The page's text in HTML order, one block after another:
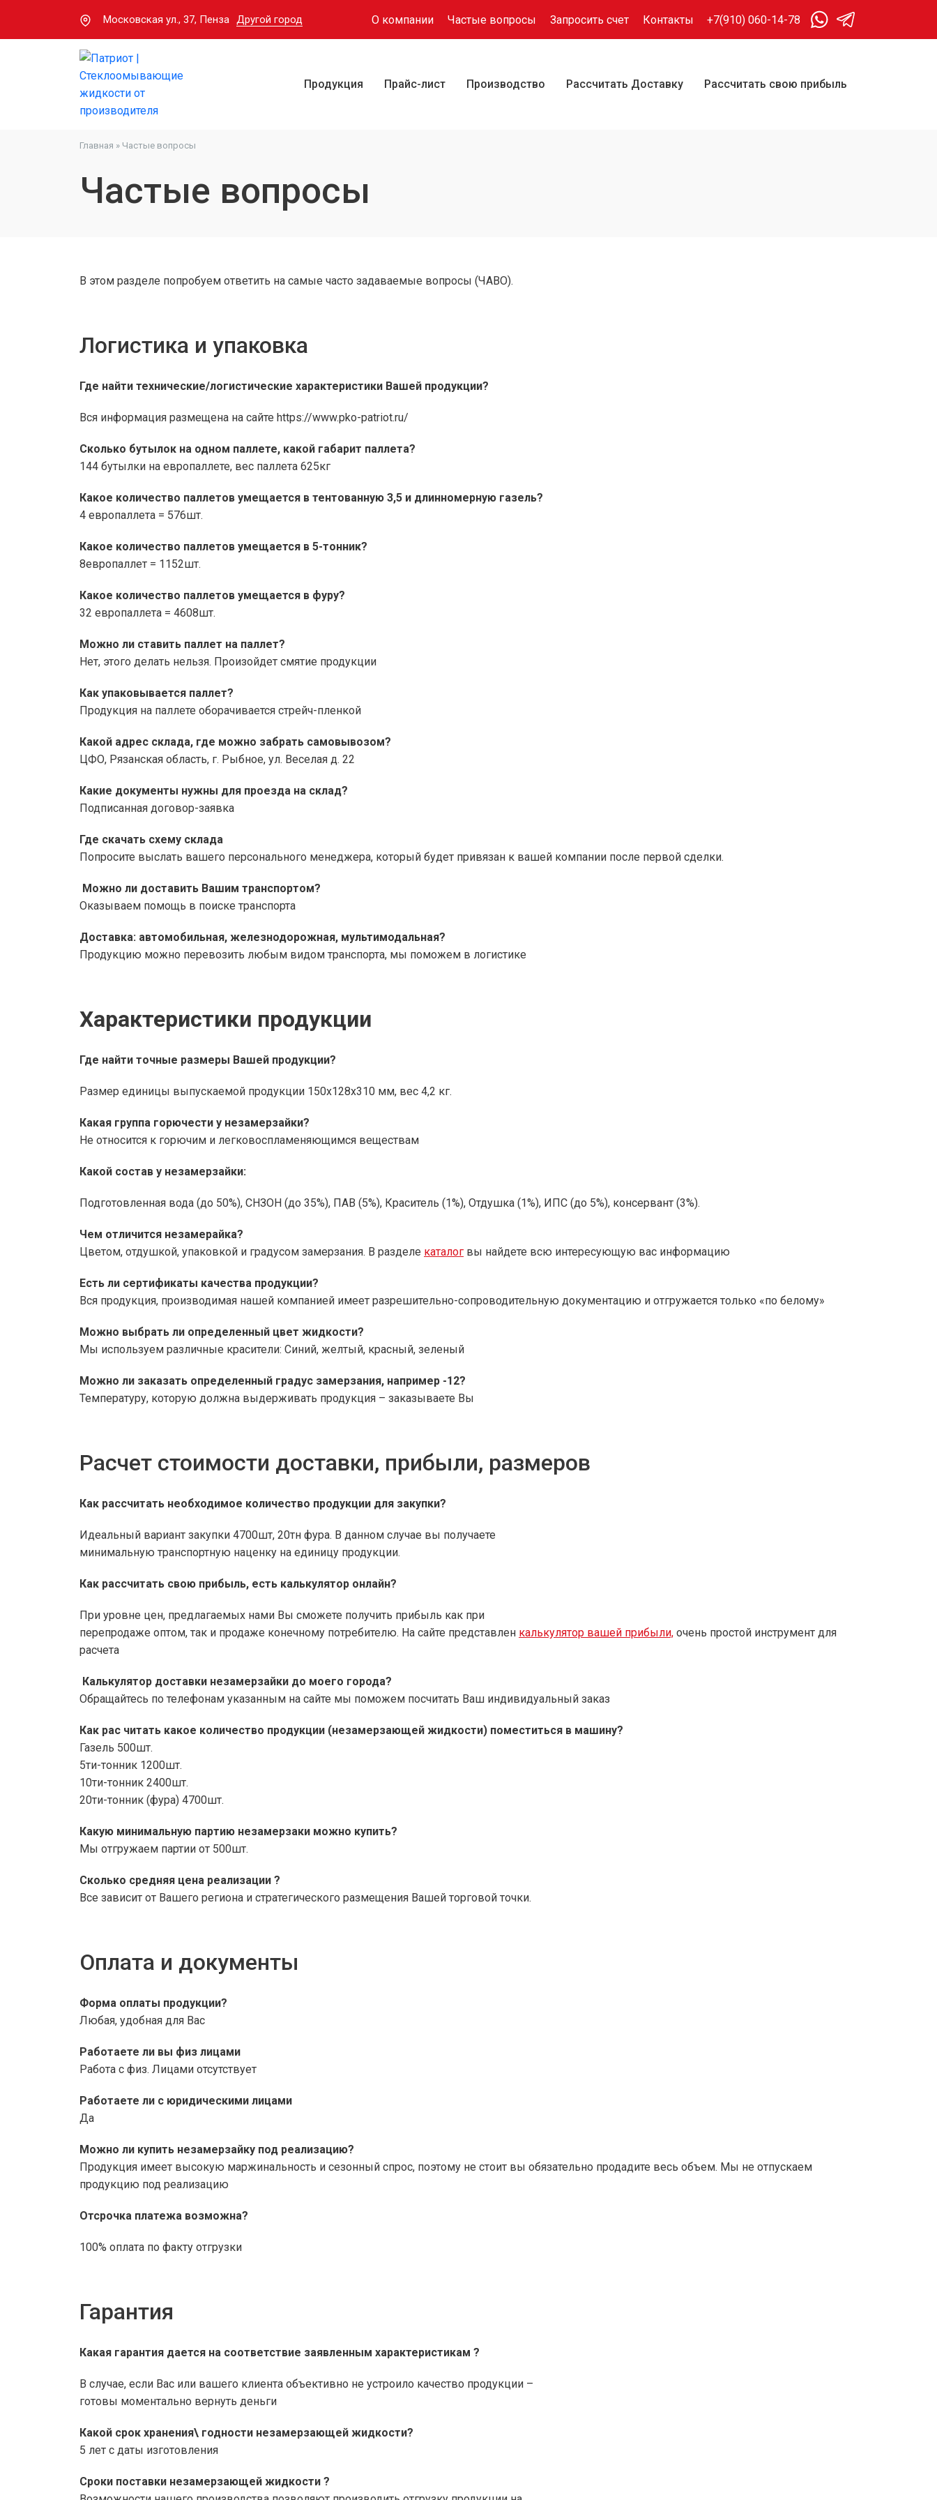
Московская ул., 37, Пенза Другой город О компании Частые вопросы Запросить счет Контакты +7(910) 060-14-78
Продукция Прайс-лист Производство Рассчитать Доставку Рассчитать свою прибыль
Главная » Частые вопросы
Частые вопросы
В этом разделе попробуем ответить на самые часто задаваемые вопросы (ЧАВО).
Логистика и упаковка
Где найти технические/логистические характеристики Вашей продукции?
Вся информация размещена на сайте https://www.pko-patriot.ru/
Сколько бутылок на одном паллете, какой габарит паллета?
144 бутылки на европаллете, вес паллета 625кг
Какое количество паллетов умещается в тентованную 3,5 и длинномерную газель?
4 европаллета = 576шт.
Какое количество паллетов умещается в 5-тонник?
8европаллет = 1152шт.
Какое количество паллетов умещается в фуру?
32 европаллета = 4608шт.
Можно ли ставить паллет на паллет?
Нет, этого делать нельзя. Произойдет смятие продукции
Как упаковывается паллет?
Продукция на паллете оборачивается стрейч-пленкой
Какой адрес склада, где можно забрать самовывозом?
ЦФО, Рязанская область, г. Рыбное, ул. Веселая д. 22
Какие документы нужны для проезда на склад?
Подписанная договор-заявка
Где скачать схему склада
Попросите выслать вашего персонального менеджера, который будет привязан к вашей компании после первой сделки.
Можно ли доставить Вашим транспортом?
Оказываем помощь в поиске транспорта
Доставка: автомобильная, железнодорожная, мультимодальная?
Продукцию можно перевозить любым видом транспорта, мы поможем в логистике
Характеристики продукции
Где найти точные размеры Вашей продукции?
Размер единицы выпускаемой продукции 150x128x310 мм, вес 4,2 кг.
Какая группа горючести у незамерзайки?
Не относится к горючим и легковоспламеняющимся веществам
Какой состав у незамерзайки:
Подготовленная вода (до 50%), СНЗОН (до 35%), ПАВ (5%), Краситель (1%), Отдушка (1%), ИПС (до 5%), консервант (3%).
Чем отличится незамерайка?
Цветом, отдушкой, упаковкой и градусом замерзания. В разделе каталог вы найдете всю интересующую вас информацию
Есть ли сертификаты качества продукции?
Вся продукция, производимая нашей компанией имеет разрешительно-сопроводительную документацию и отгружается только «по белому»
Можно выбрать ли определенный цвет жидкости?
Мы используем различные красители: Синий, желтый, красный, зеленый
Можно ли заказать определенный градус замерзания, например -12?
Температуру, которую должна выдерживать продукция – заказываете Вы
Расчет стоимости доставки, прибыли, размеров
Как рассчитать необходимое количество продукции для закупки?
Идеальный вариант закупки 4700шт, 20тн фура. В данном случае вы получаете
минимальную транспортную наценку на единицу продукции.
Как рассчитать свою прибыль, есть калькулятор онлайн?
При уровне цен, предлагаемых нами Вы сможете получить прибыль как при
перепродаже оптом, так и продаже конечному потребителю. На сайте представлен калькулятор вашей прибыли, очень простой инструмент для
расчета
Калькулятор доставки незамерзайки до моего города?
Обращайтесь по телефонам указанным на сайте мы поможем посчитать Ваш индивидуальный заказ
Как рас читать какое количество продукции (незамерзающей жидкости) поместиться в машину?
Газель 500шт.
5ти-тонник 1200шт.
10ти-тонник 2400шт.
20ти-тонник (фура) 4700шт.
Какую минимальную партию незамерзаки можно купить?
Мы отгружаем партии от 500шт.
Сколько средняя цена реализации ?
Все зависит от Вашего региона и стратегического размещения Вашей торговой точки.
Оплата и документы
Форма оплаты продукции?
Любая, удобная для Вас
Работаете ли вы физ лицами
Работа с физ. Лицами отсутствует
Работаете ли с юридическими лицами
Да
Можно ли купить незамерзайку под реализацию?
Продукция имеет высокую маржинальность и сезонный спрос, поэтому не стоит вы обязательно продадите весь объем. Мы не отпускаем
продукцию под реализацию
Отсрочка платежа возможна?
100% оплата по факту отгрузки
Гарантия
Какая гарантия дается на соответствие заявленным характеристикам ?
В случае, если Вас или вашего клиента объективно не устроило качество продукции –
готовы моментально вернуть деньги
Какой срок хранения\ годности незамерзающей жидкости?
5 лет с даты изготовления
Сроки поставки незамерзающей жидкости ?